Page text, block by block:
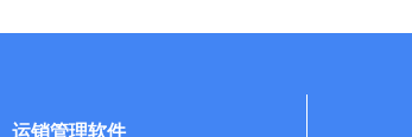
运销管理软件